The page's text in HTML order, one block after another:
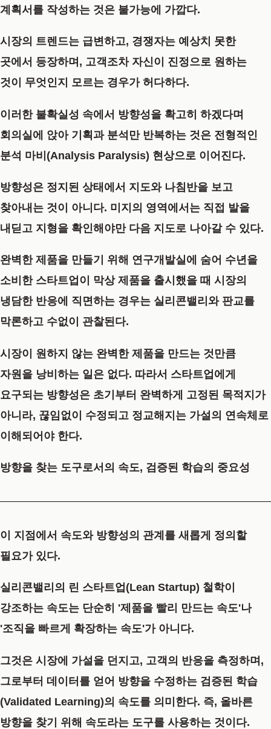
계획서를 작성하는 것은 불가능에 가깝다.
시장의 트렌드는 급변하고, 경쟁자는 예상치 못한
곳에서 등장하며, 고객조차 자신이 진정으로 원하는
것이 무엇인지 모르는 경우가 허다하다.
이러한 불확실성 속에서 방향성을 확고히 하겠다며
회의실에 앉아 기획과 분석만 반복하는 것은 전형적인
분석 마비(Analysis Paralysis) 현상으로 이어진다.
방향성은 정지된 상태에서 지도와 나침반을 보고
찾아내는 것이 아니다. 미지의 영역에서는 직접 발을
내딛고 지형을 확인해야만 다음 지도로 나아갈 수 있다.
완벽한 제품을 만들기 위해 연구개발실에 숨어 수년을
소비한 스타트업이 막상 제품을 출시했을 때 시장의
냉담한 반응에 직면하는 경우는 실리콘밸리와 판교를
막론하고 수없이 관찰된다.
시장이 원하지 않는 완벽한 제품을 만드는 것만큼
자원을 낭비하는 일은 없다. 따라서 스타트업에게
요구되는 방향성은 초기부터 완벽하게 고정된 목적지가
아니라, 끊임없이 수정되고 정교해지는 가설의 연속체로
이해되어야 한다.
방향을 찾는 도구로서의 속도, 검증된 학습의 중요성
이 지점에서 속도와 방향성의 관계를 새롭게 정의할
필요가 있다.
실리콘밸리의 린 스타트업(Lean Startup) 철학이
강조하는 속도는 단순히 '제품을 빨리 만드는 속도'나
'조직을 빠르게 확장하는 속도'가 아니다.
그것은 시장에 가설을 던지고, 고객의 반응을 측정하며,
그로부터 데이터를 얻어 방향을 수정하는 검증된 학습
(Validated Learning)의 속도를 의미한다. 즉, 올바른
방향을 찾기 위해 속도라는 도구를 사용하는 것이다.